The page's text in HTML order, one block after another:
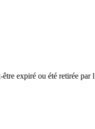
expiré ou été retirée par